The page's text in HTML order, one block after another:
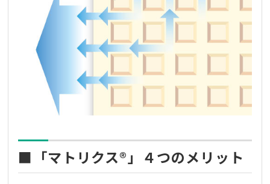
■「マトリクス®」４つのメリット